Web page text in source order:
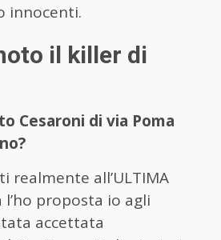
innocenti.
il killer di
Cesaroni di via Poma
realmente all’ULTIMA
l’ho proposta io agli
accettata